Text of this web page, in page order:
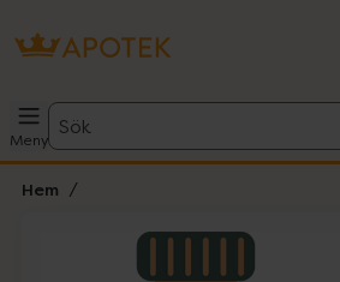
Meny
Sök
Hem
Lista: . Innehåller 1 objekt.